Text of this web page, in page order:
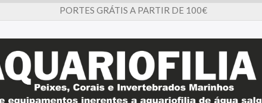
PORTES GRÁTIS A PARTIR DE 100€